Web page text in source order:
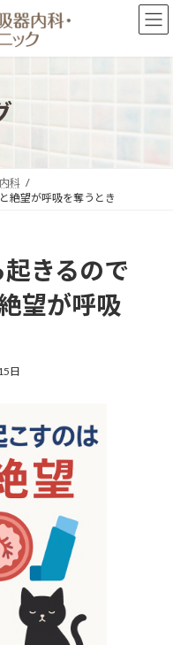
内科
絶望が呼吸を奪うとき
きるので
望が呼吸
日